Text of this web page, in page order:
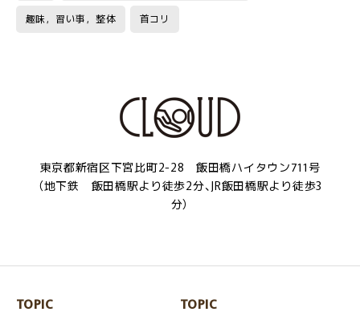
趣味，習い事，整体 首コリ
東京都新宿区下宮比町2-28 飯田橋ハイタウン711号
（地下鉄 飯田橋駅より徒歩2分、JR飯田橋駅より徒歩3
分）
TOPIC TOPIC